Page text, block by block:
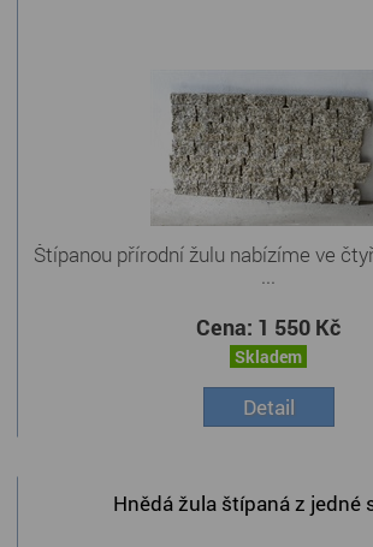
Štípanou přírodní žulu nabízíme ve
...
Cena: 1 550 Kč
Skladem
Detail
Hnědá žula štípaná z jedné